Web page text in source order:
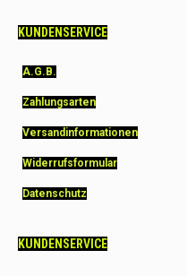
KUNDENSERVICE
A.G.B.
Zahlungsarten
Versandinformationen
Widerrufsformular
Datenschutz
KUNDENSERVICE